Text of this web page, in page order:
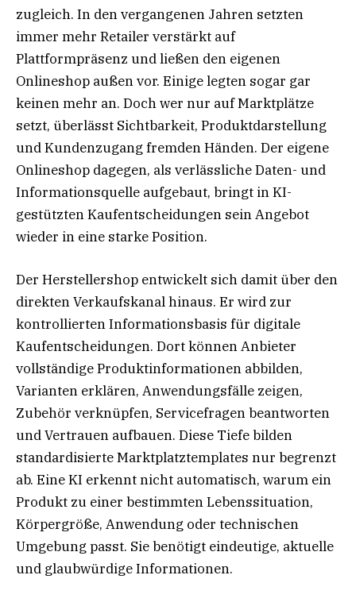
zugleich. In den vergangenen Jahren setzten
immer mehr Retailer verstärkt auf
Plattformpräsenz und ließen den eigenen
Onlineshop außen vor. Einige legten sogar gar
keinen mehr an. Doch wer nur auf Marktplätze
setzt, überlässt Sichtbarkeit, Produktdarstellung
und Kundenzugang fremden Händen. Der eigene
Onlineshop dagegen, als verlässliche Daten- und
Informationsquelle aufgebaut, bringt in KI-
gestützten Kaufentscheidungen sein Angebot
wieder in eine starke Position.
Der Herstellershop entwickelt sich damit über den
direkten Verkaufskanal hinaus. Er wird zur
kontrollierten Informationsbasis für digitale
Kaufentscheidungen. Dort können Anbieter
vollständige Produktinformationen abbilden,
Varianten erklären, Anwendungsfälle zeigen,
Zubehör verknüpfen, Servicefragen beantworten
und Vertrauen aufbauen. Diese Tiefe bilden
standardisierte Marktplatztemplates nur begrenzt
ab. Eine KI erkennt nicht automatisch, warum ein
Produkt zu einer bestimmten Lebenssituation,
Körpergröße, Anwendung oder technischen
Umgebung passt. Sie benötigt eindeutige, aktuelle
und glaubwürdige Informationen.